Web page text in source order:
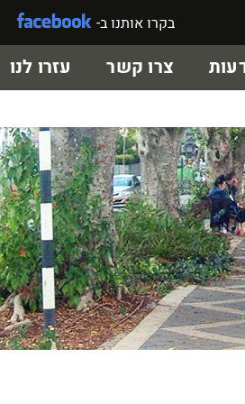
בקרו אותנו ב-
צרו קשר עזרו לנו